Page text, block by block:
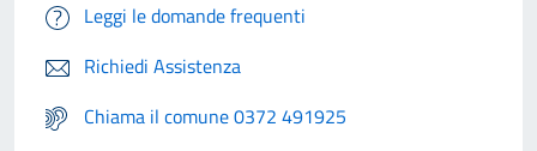
Leggi le domande frequenti
Richiedi Assistenza
Chiama il comune 0372 491925